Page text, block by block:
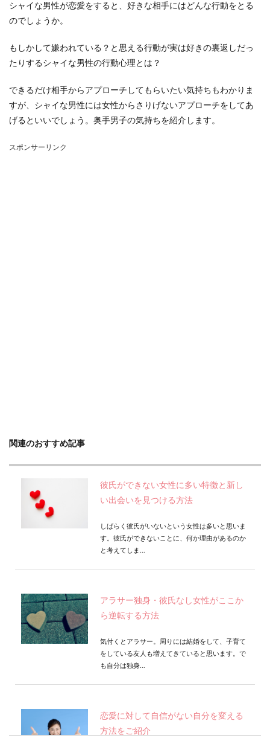
シャイな男性が恋愛をすると、好きな相手にはどんな行動をとる
のでしょうか。
もしかして嫌われている？と思える行動が実は好きの裏返しだっ
たりするシャイな男性の行動心理とは？
できるだけ相手からアプローチしてもらいたい気持ちもわかりま
すが、シャイな男性には女性からさりげないアプローチをしてあ
げるといいでしょう。奥手男子の気持ちを紹介します。
スポンサーリンク
関連のおすすめ記事
彼氏ができない女性に多い特徴と新し
い出会いを見つける方法
しばらく彼氏がいないという女性は多いと思いま
す。彼氏ができないことに、何か理由があるのか
と考えてしま...
アラサー独身・彼氏なし女性がここか
ら逆転する方法
気付くとアラサー。周りには結婚をして、子育て
をしている友人も増えてきていると思います。で
も自分は独身...
恋愛に対して自信がない自分を変える
方法をご紹介